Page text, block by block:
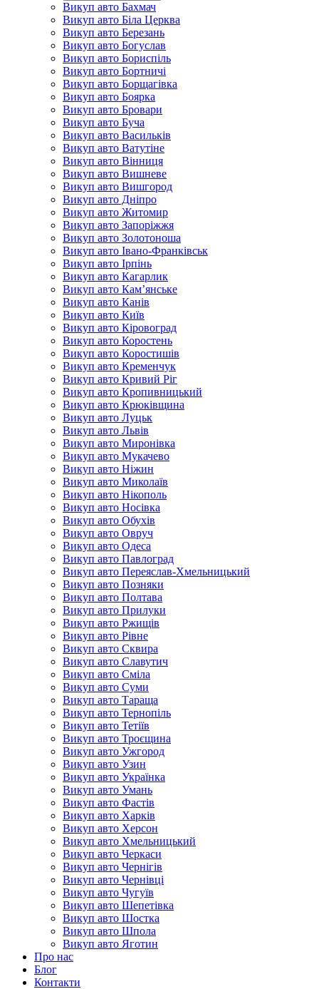
Викуп авто Бахмач
Викуп авто Біла Церква
Викуп авто Березань
Викуп авто Богуслав
Викуп авто Бориспіль
Викуп авто Бортничі
Викуп авто Борщагівка
Викуп авто Боярка
Викуп авто Бровари
Викуп авто Буча
Викуп авто Васильків
Викуп авто Ватутіне
Викуп авто Вінниця
Викуп авто Вишневе
Викуп авто Вишгород
Викуп авто Дніпро
Викуп авто Житомир
Викуп авто Запоріжжя
Викуп авто Золотоноша
Викуп авто Івано-Франківськ
Викуп авто Ірпінь
Викуп авто Кагарлик
Викуп авто Кам’янське
Викуп авто Канів
Викуп авто Київ
Викуп авто Кіровоград
Викуп авто Коростень
Викуп авто Коростишів
Викуп авто Кременчук
Викуп авто Кривий Ріг
Викуп авто Кропивницький
Викуп авто Крюківщина
Викуп авто Луцьк
Викуп авто Львів
Викуп авто Миронівка
Викуп авто Мукачево
Викуп авто Ніжин
Викуп авто Миколаїв
Викуп авто Нікополь
Викуп авто Носівка
Викуп авто Обухів
Викуп авто Овруч
Викуп авто Одеса
Викуп авто Павлоград
Викуп авто Переяслав-Хмельницький
Викуп авто Позняки
Викуп авто Полтава
Викуп авто Прилуки
Викуп авто Ржищів
Викуп авто Рівне
Викуп авто Сквира
Викуп авто Славутич
Викуп авто Сміла
Викуп авто Суми
Викуп авто Тараща
Викуп авто Тернопіль
Викуп авто Тетіїв
Викуп авто Троєщина
Викуп авто Ужгород
Викуп авто Узин
Викуп авто Українка
Викуп авто Умань
Викуп авто Фастів
Викуп авто Харків
Викуп авто Херсон
Викуп авто Хмельницький
Викуп авто Черкаси
Викуп авто Чернігів
Викуп авто Чернівці
Викуп авто Чугуїв
Викуп авто Шепетівка
Викуп авто Шостка
Викуп авто Шпола
Викуп авто Яготин
Про нас
Блог
Контакти